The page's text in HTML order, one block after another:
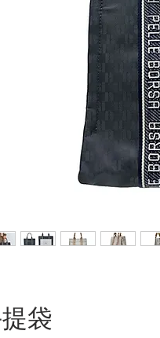
袋